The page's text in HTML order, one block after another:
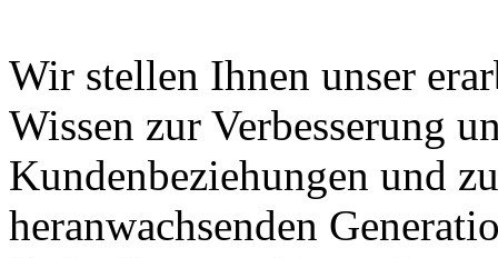
Wir stellen Ihnen unser
Wissen zur Verbesserung
Kundenbeziehungen und
heranwachsenden